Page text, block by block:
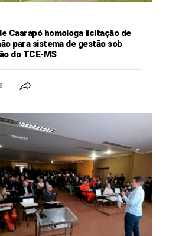
Caarapó homologa licitação de
para sistema de gestão sob
do TCE-MS